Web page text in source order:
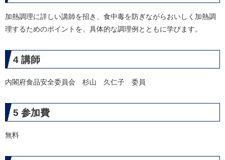
加熱調理に詳しい講師を招き、食中毒を防ぎながらおいしく加熱調
理するためのポイントを、具体的な調理例とともに学びます。
4 講師
内閣府食品安全委員会 杉山 久仁子 委員
5 参加費
無料